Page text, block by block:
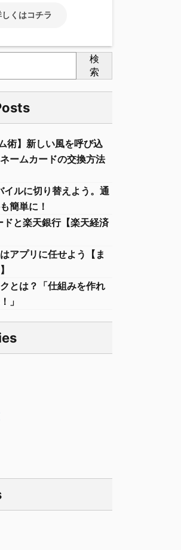
しくはコチラ
検
索
術】新しい風を呼び込
ームカードの交換方法
ルに切り替えよう。通
簡単に！
と楽天銀行【楽天経済
アプリに任せよう【ま
とは？「仕組みを作れ
」